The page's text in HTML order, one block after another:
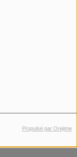
Propulsé par Orejime
DE
LE CHER,